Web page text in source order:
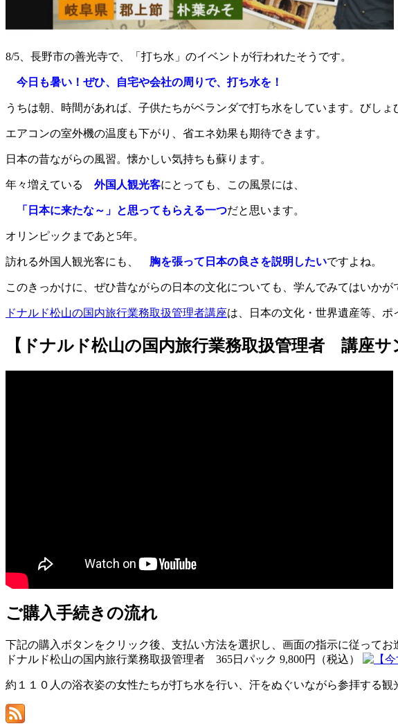
8/5、長野市の善光寺で、「打ち水」のイベントが行われたそうです。
今日も暑い！ぜひ、自宅や会社の周りで、打ち水を！
うちは朝、時間があれば、子供たちがベランダで打ち水をしています。びしょ
エアコンの室外機の温度も下がり、省エネ効果も期待できます。
日本の昔ながらの風習。懐かしい気持ちも蘇ります。
年々増えている 外国人観光客にとっても、この風景には、
「日本に来たな～」と思ってもらえる一つだと思います。
オリンピックまであと5年。
訪れる外国人観光客にも、 胸を張って日本の良さを説明したいですよね。
このきっかけに、ぜひ昔ながらの日本の文化についても、学んでみてはいかが
ドナルド松山の国内旅行業務取扱管理者講座は、日本の文化・世界遺産等、ポ
【ドナルド松山の国内旅行業務取扱管理者 講座サ
ご購入手続きの流れ
下記の購入ボタンをクリック後、支払い方法を選択し、画面の指示に従ってお
ドナルド松山の国内旅行業務取扱管理者 365日パック 9,800円（税込）
約１１０人の浴衣姿の女性たちが打ち水を行い、汗をぬぐいながら参拝する観